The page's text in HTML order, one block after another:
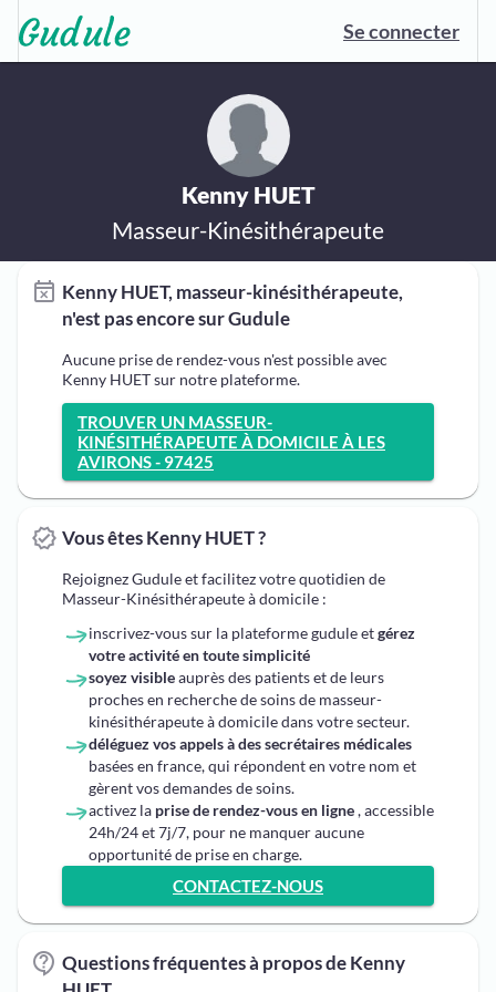
Se connecter
Kenny HUET
Masseur-Kinésithérapeute
Kenny HUET, masseur-kinésithérapeute,
n'est pas encore sur Gudule
Aucune prise de rendez-vous n'est possible avec
Kenny HUET sur notre plateforme.
TROUVER UN MASSEUR-
KINÉSITHÉRAPEUTE À DOMICILE À LES
AVIRONS - 97425
Vous êtes Kenny HUET ?
Rejoignez Gudule et facilitez votre quotidien de
Masseur-Kinésithérapeute à domicile :
inscrivez-vous sur la plateforme gudule etgérez
votre activité en toute simplicité
soyez visibleauprès des patients et de leurs
proches en recherche de soins de masseur-
kinésithérapeute à domicile dans votre secteur.
déléguez vos appels à des secrétaires médicales
basées en france, qui répondent en votre nom et
gèrent vos demandes de soins.
activez la prise de rendez-vous en ligne, accessible
24h/24 et 7j/7, pour ne manquer aucune
opportunité de prise en charge.
CONTACTEZ-NOUS
Questions fréquentes à propos de Kenny